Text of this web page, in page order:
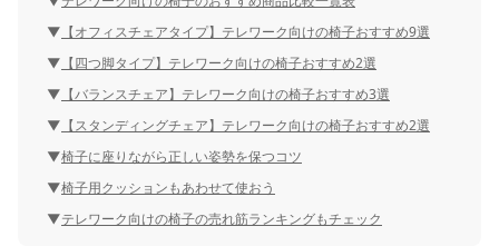
【オフィスチェアタイプ】テレワーク向けの椅子おすすめ9選
【四つ脚タイプ】テレワーク向けの椅子おすすめ2選
【バランスチェア】テレワーク向けの椅子おすすめ3選
【スタンディングチェア】テレワーク向けの椅子おすすめ2選
椅子に座りながら正しい姿勢を保つコツ
椅子用クッションもあわせて使おう
テレワーク向けの椅子の売れ筋ランキングもチェック